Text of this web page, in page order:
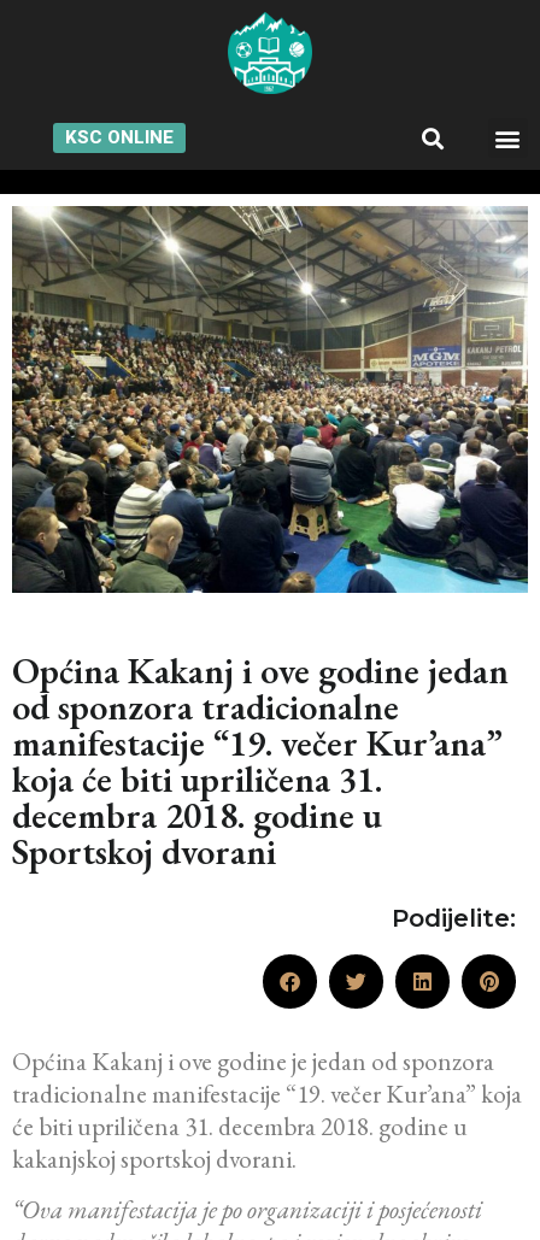
KSC ONLINE
Općina Kakanj i ove godine jedan
od sponzora tradicionalne
manifestacije “19. večer Kur’ana”
koja će biti upriličena 31.
decembra 2018. godine u
Sportskoj dvorani
Podijelite:
Općina Kakanj i ove godine je jedan od sponzora
tradicionalne manifestacije “19. večer Kur’ana” koja
će biti upriličena 31. decembra 2018. godine u
kakanjskoj sportskoj dvorani.
“Ova manifestacija je po organizaciji i posjećenosti